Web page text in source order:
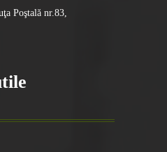
Poştală nr.83,